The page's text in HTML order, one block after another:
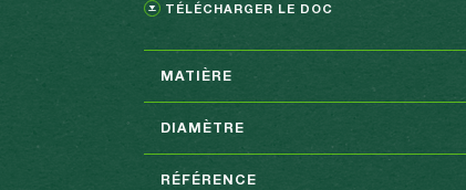
TÉLÉCHARGER LE DOC
MATIÈRE
DIAMÈTRE
RÉFÉRENCE